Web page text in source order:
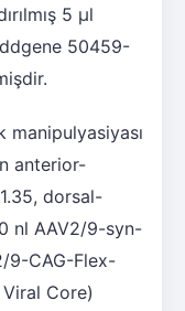
5 μl
50459-
manipulyasiyası
anterior-
dorsal-
nl AAV2/9-syn-
9-CAG-Flex-
Core)